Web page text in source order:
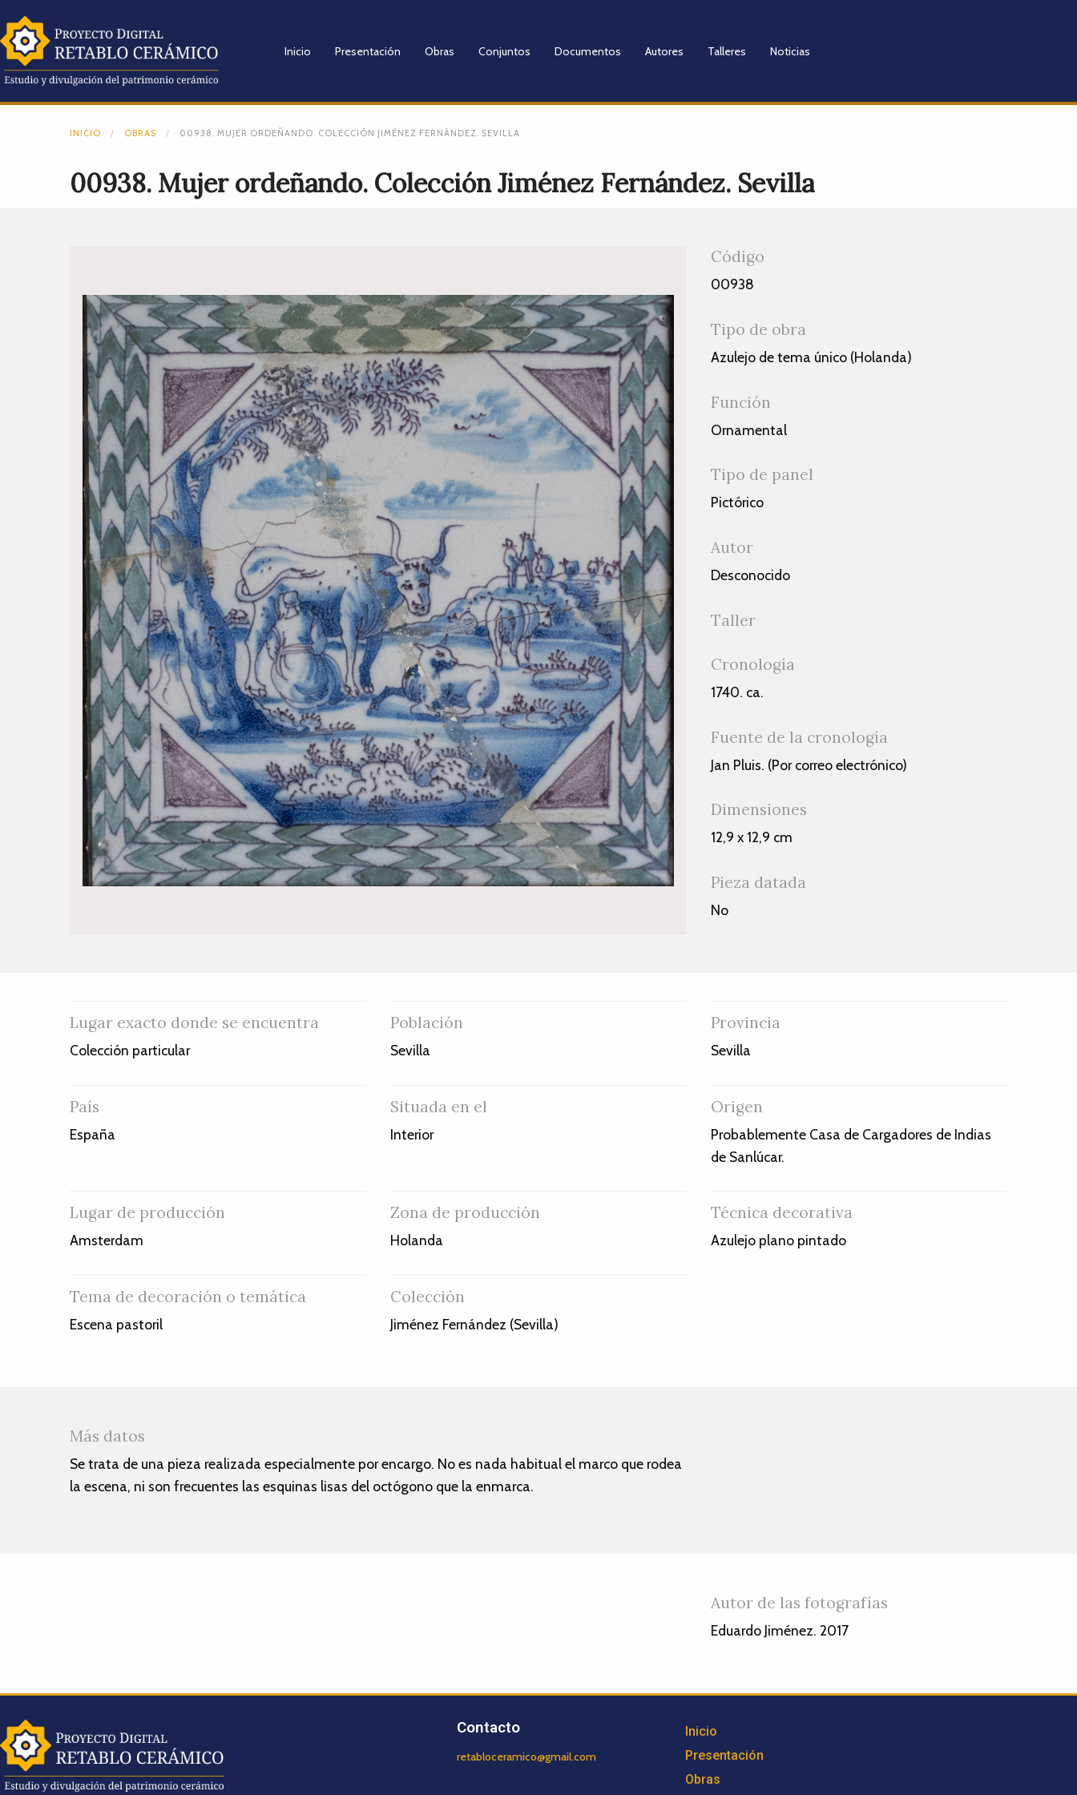
Inicio Presentación Obras Conjuntos Documentos Autores Talleres Noticias
INICIO OBRAS 00938. MUJER ORDEÑANDO. COLECCIÓN JIMÉNEZ FERNÁNDEZ. SEVILLA
00938. Mujer ordeñando. Colección Jiménez Fernández. Sevilla
Código
00938
Tipo de obra
Azulejo de tema único (Holanda)
Función
Ornamental
Tipo de panel
Pictórico
Autor
Desconocido
Taller
Cronología
1740. ca.
Fuente de la cronología
Jan Pluis. (Por correo electrónico)
Dimensiones
12,9 x 12,9 cm
Pieza datada
No
Lugar exacto donde se encuentra
Colección particular
Población
Sevilla
Provincia
Sevilla
País
España
Situada en el
Interior
Origen
Probablemente Casa de Cargadores de Indias
de Sanlúcar.
Lugar de producción
Amsterdam
Zona de producción
Holanda
Técnica decorativa
Azulejo plano pintado
Tema de decoración o temática
Escena pastoril
Colección
Jiménez Fernández (Sevilla)
Más datos
Se trata de una pieza realizada especialmente por encargo. No es nada habitual el marco que rodea
la escena, ni son frecuentes las esquinas lisas del octógono que la enmarca.
Autor de las fotografías
Eduardo Jiménez. 2017
Contacto
retabloceramico@gmail.com
Inicio
Presentación
Obras